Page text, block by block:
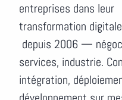
entreprises dans leur
transformation
depuis 2006 —
services, industrie.
intégration,